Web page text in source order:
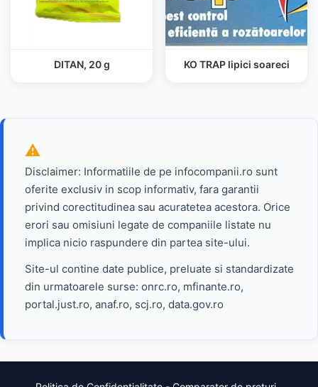
DITAN, 20 g KO TRAP lipici soareci
Disclaimer: Informatiile de pe infocompanii.ro sunt
oferite exclusiv in scop informativ, fara garantii
privind corectitudinea sau acuratetea acestora. Orice
erori sau omisiuni legate de companiile listate nu
implica nicio raspundere din partea site-ului.
Site-ul contine date publice, preluate si standardizate
din urmatoarele surse: onrc.ro, mfinante.ro,
portal.just.ro, anaf.ro, scj.ro, data.gov.ro